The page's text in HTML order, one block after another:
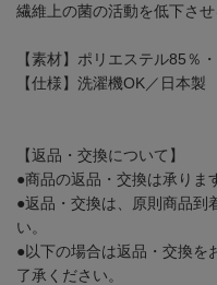
繊維上の菌の活動を低下さ
【素材】ポリエステル85％
【仕様】洗濯機OK／日本製
【返品・交換について】
●商品の返品・交換は承りま
●返品・交換は、原則商品到
い。
●以下の場合は返品・交換を
了承ください。